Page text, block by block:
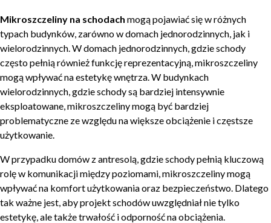
Mikroszczeliny na schodach mogą pojawiać się w różnych
typach budynków, zarówno w domach jednorodzinnych, jak i
wielorodzinnych. W domach jednorodzinnych, gdzie schody
często pełnią również funkcję reprezentacyjną, mikroszczeliny
mogą wpływać na estetykę wnętrza. W budynkach
wielorodzinnych, gdzie schody są bardziej intensywnie
eksploatowane, mikroszczeliny mogą być bardziej
problematyczne ze względu na większe obciążenie i częstsze
użytkowanie.
W przypadku domów z antresolą, gdzie schody pełnią kluczową
rolę w komunikacji między poziomami, mikroszczeliny mogą
wpływać na komfort użytkowania oraz bezpieczeństwo. Dlatego
tak ważne jest, aby projekt schodów uwzględniał nie tylko
estetykę, ale także trwałość i odporność na obciążenia.